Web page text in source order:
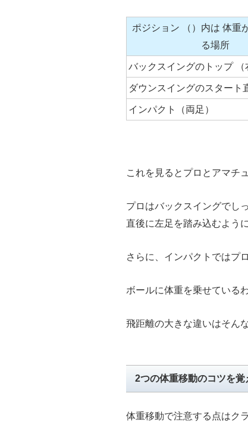
ポジション （）内は 体重
る場所
バックスイングのトップ （
ダウンスイングのスタート
インパクト（両足）
これを見るとプロとアマチ
プロはバックスイングでし
直後に左足を踏み込むよう
さらに、インパクトではプ
ボールに体重を乗せている
飛距離の大きな違いはそん
2つの体重移動のコツを覚
体重移動で注意する点はク